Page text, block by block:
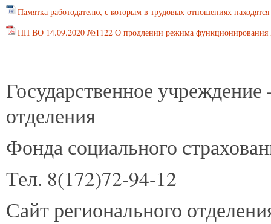
Памятка работодателю, с которым в трудовых отношениях
ПП ВО 14.09.2020 №1122 О продлении режима функционирования
Государственное
отделения
Фонда социального
Тел. 8(172)72-94-12
Сайт регионального